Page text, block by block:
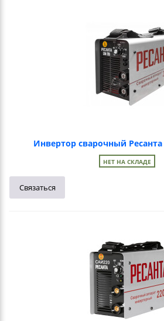
Инвертор сварочный
НЕТ НА СКЛАДЕ
Связаться